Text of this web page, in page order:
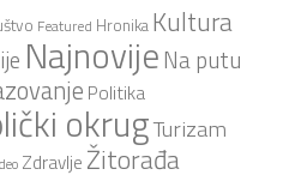
Featured Hronika Kultura
NajnovijeNa putu
Politika
okrugTurizam
Zdravlje Žitorađa